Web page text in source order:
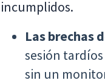
incumplidos.
Las brechas
sesión
sin un